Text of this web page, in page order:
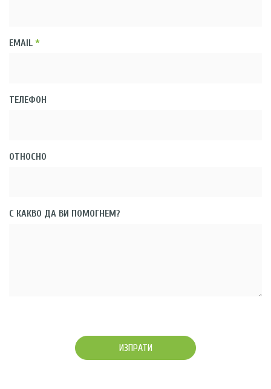
EMAIL *
ТЕЛЕФОН
ОТНОСНО
С КАКВО ДА ВИ ПОМОГНЕМ?
ИЗПРАТИ